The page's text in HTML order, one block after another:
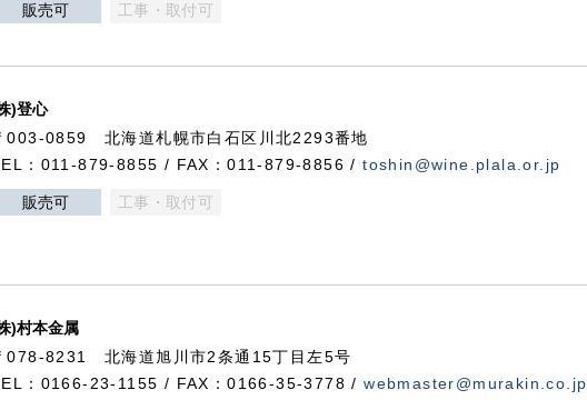
販売可 工事・取付可
)登心
003-0859 北海道札幌市白石区川北2293番地
：011-879-8855 / FAX：011-879-8856 /toshin@wine.plala.or.jp
販売可 工事・取付可
)村本金属
078-8231 北海道旭川市2条通15丁目左5号
：0166-23-1155 / FAX：0166-35-3778 /webmaster@murakin.co.jp